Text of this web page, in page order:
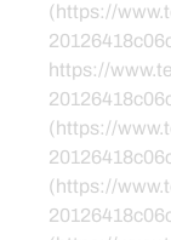
(https://
https://
(https://
(https://